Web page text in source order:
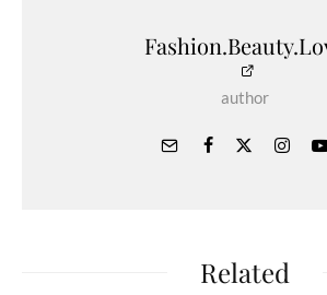
author
Related